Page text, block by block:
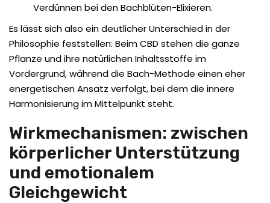
Verdünnen bei den Bachblüten-Elixieren.
Es lässt sich also ein deutlicher Unterschied in der
Philosophie feststellen: Beim CBD stehen die ganze
Pflanze und ihre natürlichen Inhaltsstoffe im
Vordergrund, während die Bach-Methode einen eher
energetischen Ansatz verfolgt, bei dem die innere
Harmonisierung im Mittelpunkt steht.
Wirkmechanismen: zwischen
körperlicher Unterstützung
und emotionalem
Gleichgewicht